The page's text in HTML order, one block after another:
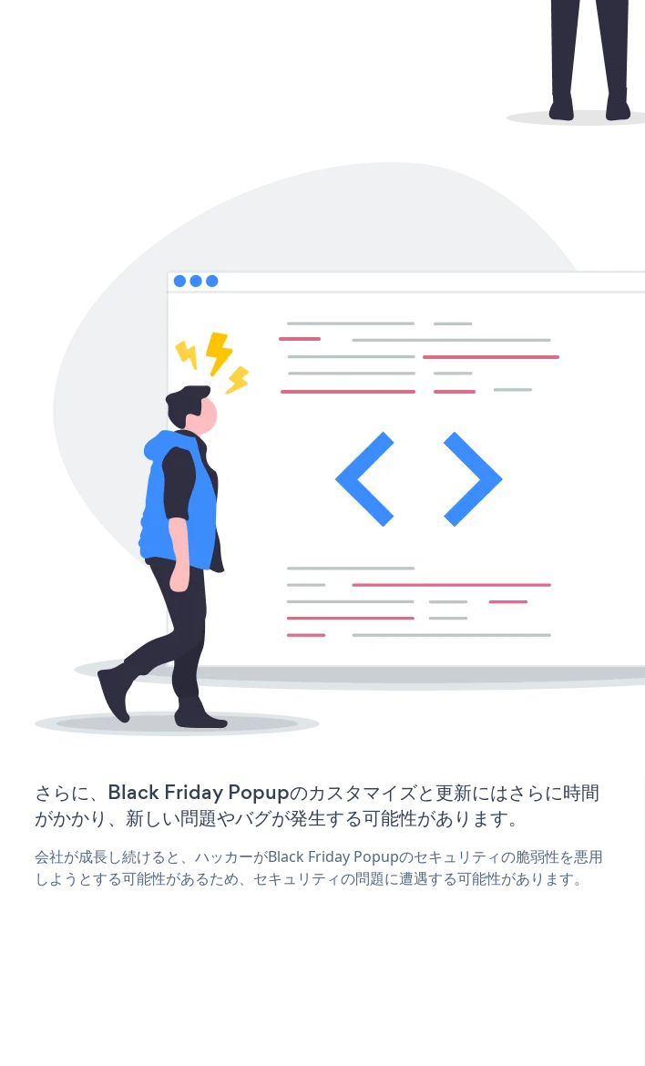
さらに、Black Friday Popupのカスタマイズと更新にはさらに時間
がかかり、新しい問題やバグが発生する可能性があります。
会社が成長し続けると、ハッカーがBlack Friday Popupのセキュリティの脆弱性を悪用
しようとする可能性があるため、セキュリティの問題に遭遇する可能性があります。